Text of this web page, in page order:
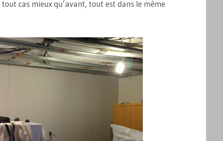
cas mieux qu’avant, tout est dans le même